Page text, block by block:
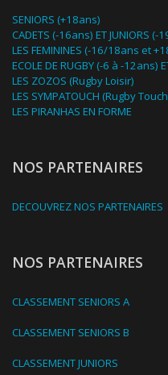
SENIORS (+18ans)
CADETS (-16ans) ET JUNIORS (-
LES FEMININES (-16/18ans et
ECOLE DE RUGBY (-6 à -12ans)
LES ZOZOS (Rugby Loisir)
LES SYMPATOUCH (Rugby
LES PIRANHAS EN FORME
NOS PARTENAIRES
DECOUVREZ NOS PARTENAIRES
NOS PARTENAIRES
CLASSEMENT SENIORS A
CLASSEMENT SENIORS B
CLASSEMENT JUNIORS